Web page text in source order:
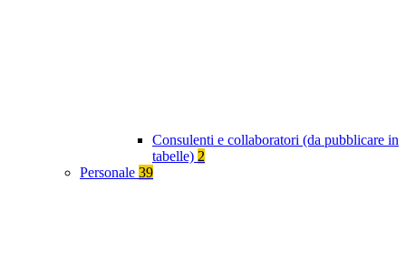
Consulenti e collaboratori (da pubblicare in
tabelle) 2
Personale 39